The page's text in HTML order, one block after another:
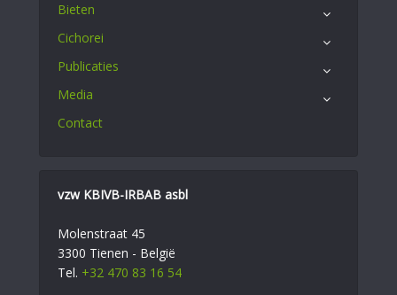
Bieten
Cichorei
Publicaties
Media
Contact
vzw KBIVB-IRBAB asbl
Molenstraat 45
3300 Tienen - België
Tel. +32 470 83 16 54